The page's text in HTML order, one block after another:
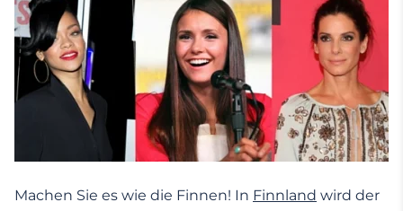
Machen Sie es wie die Finnen! In Finnland wird der